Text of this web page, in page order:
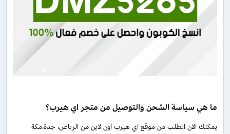
ما هي سياسة الشحن والتوصيل من متجر اي هيرب؟
يمكنك الان الطلب من موقع اي هيرب اون لاين من الرياض، جدة،مكة